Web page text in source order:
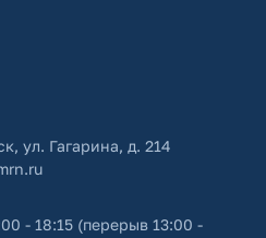
ул. Гагарина, д. 214
- 18:15 (перерыв 13:00 -